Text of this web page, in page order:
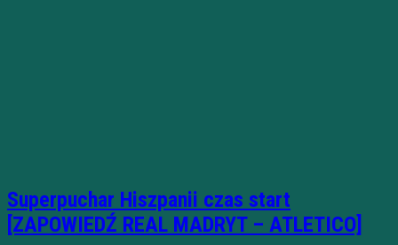
Superpuchar Hiszpanii czas start
[ZAPOWIEDŹ REAL MADRYT – ATLETICO]